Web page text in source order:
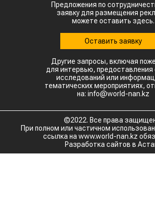
Предложения по
заявку для размещения
можете оставить здесь.
Оставить заявку
Другие запросы, включая
для интервью, предоставления
исследований или
тематических мероприятиях,
на: info@world-nan.kz
©2022. Все права
При полном или частичном
ссылка на www.world-nan.kz
Разработка сайтов в